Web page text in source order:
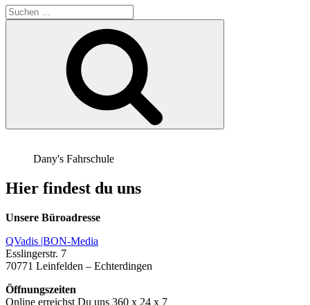
Suchen
nach:
Dany's Fahrschule
Hier findest du uns
Unsere Büroadresse
QVadis |BON-Media
Esslingerstr. 7
70771 Leinfelden – Echterdingen
Öffnungszeiten
Online erreichst Du uns 360 x 24 x 7